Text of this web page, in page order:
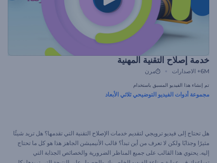
خدمة إصلاح التقنية المهنية
6M+ الاصدارات مرن
تم إنشاء هذا الفيديو المسبق باستخدام
مجموعة أدوات الفيديو التوضيحي ثلاثي الأبعاد
هل تحتاج إلى فيديو ترويجي لتقديم خدمات الإصلاح التقنية التي تقدمها؟ هل تريد شيئًا
مثيرًا وجذابًا ولكن لا تعرف من أين تبدأ؟ قالب الأنيميشن الجاهز هذا هو كل ما تحتاج
إليه. يحتوي هذا القالب على جميع المناظر الضرورية والخصائص الجذابة التي